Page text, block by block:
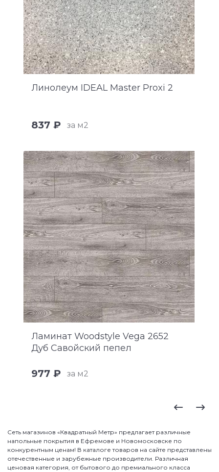
Линолеум IDEAL Master Proxi 2
837 ₽ за м2
Ламинат Woodstyle Vega 2652
Дуб Савойский пепел
977 ₽ за м2
Сеть магазинов «Квадратный Метр» предлагает различные
напольные покрытия в Ефремове и Новомосковске по
конкурентным ценам! В каталоге товаров на сайте представлены
отечественные и зарубежные производители. Различная
ценовая категория, от бытового до премиального класса